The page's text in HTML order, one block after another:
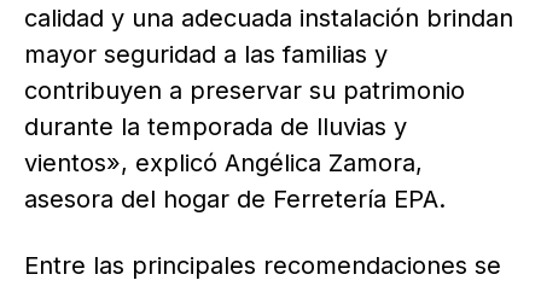
calidad y una adecuada instalación brindan
mayor seguridad a las familias y
contribuyen a preservar su patrimonio
durante la temporada de lluvias y
vientos», explicó Angélica Zamora,
asesora del hogar de Ferretería EPA.
Entre las principales recomendaciones se